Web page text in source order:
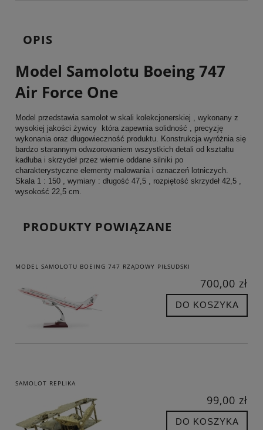
OPIS
Model Samolotu Boeing 747
Air Force One
Model przedstawia samolot w skali kolekcjonerskiej , wykonany z
wysokiej jakości żywicy która zapewnia solidność , precyzję
wykonania oraz długowieczność produktu. Konstrukcja wyróżnia się
bardzo starannym odwzorowaniem wszystkich detali od kształtu
kadłuba i skrzydeł przez wiernie oddane silniki po
charakterystyczne elementy malowania i oznaczeń lotniczych.
Skala 1 : 150 , wymiary : długość 47,5 , rozpiętość skrzydeł 42,5 ,
wysokość 22,5 cm.
PRODUKTY POWIĄZANE
MODEL SAMOLOTU BOEING 747 RZĄDOWY PIŁSUDSKI
700,00 zł
DO KOSZYKA
SAMOLOT REPLIKA
99,00 zł
DO KOSZYKA